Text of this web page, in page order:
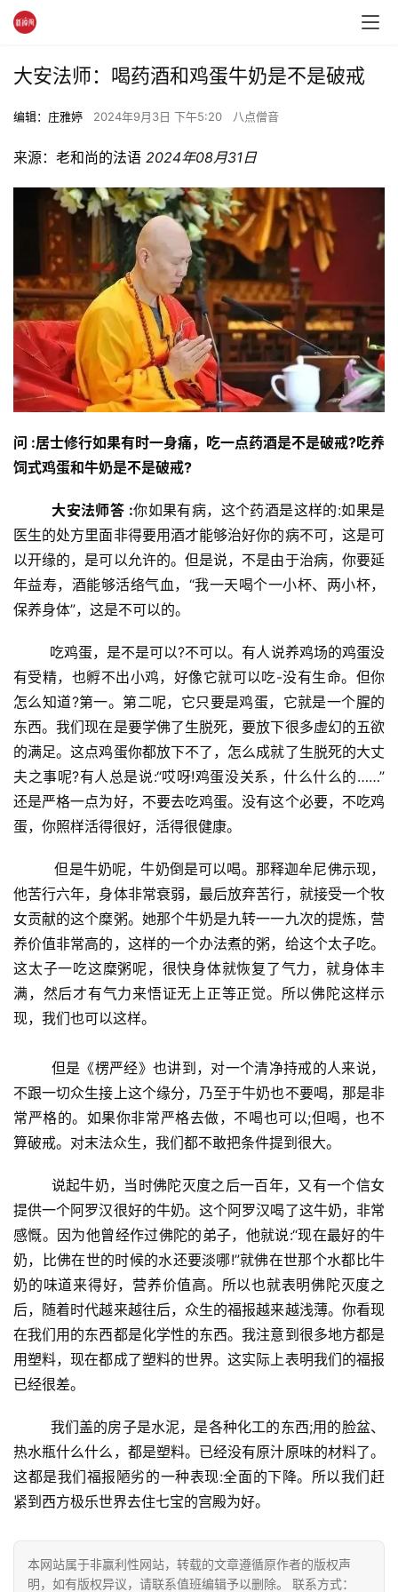
资
讯
八
点
僧
音
访
谈
心
提
大安法师：喝药酒和鸡蛋牛奶是不是破戒
编辑：庄雅婷 2024年9月3日 下午5:20 八点僧音
来源： 老和尚的法语 2024年08月31日
问 :居士修行如果有时一身痛，吃一点药酒是不是破戒?吃养
饲式鸡蛋和牛奶是不是破戒?
大安法师答 :你如果有病，这个药酒是这样的:如果是
医生的处方里面非得要用酒才能够治好你的病不可，这是可
以开缘的，是可以允许的。但是说，不是由于治病，你要延
年益寿，酒能够活络气血，“我一天喝个一小杯、两小杯，
保养身体”，这是不可以的。
吃鸡蛋，是不是可以?不可以。有人说养鸡场的鸡蛋没
有受精，也孵不出小鸡，好像它就可以吃-没有生命。但你
怎么知道?第一。第二呢，它只要是鸡蛋，它就是一个腥的
东西。我们现在是要学佛了生脱死，要放下很多虚幻的五欲
的满足。这点鸡蛋你都放下不了，怎么成就了生脱死的大丈
夫之事呢?有人总是说:“哎呀!鸡蛋没关系，什么什么的……”
还是严格一点为好，不要去吃鸡蛋。没有这个必要，不吃鸡
蛋，你照样活得很好，活得很健康。
但是牛奶呢，牛奶倒是可以喝。那释迦牟尼佛示现，
他苦行六年，身体非常衰弱，最后放弃苦行，就接受一个牧
女贡献的这个糜粥。她那个牛奶是九转一一九次的提炼，营
养价值非常高的，这样的一个办法煮的粥，给这个太子吃。
这太子一吃这糜粥呢，很快身体就恢复了气力，就身体丰
满，然后才有气力来悟证无上正等正觉。所以佛陀这样示
现，我们也可以这样。
但是《楞严经》也讲到，对一个清净持戒的人来说，
不跟一切众生接上这个缘分，乃至于牛奶也不要喝，那是非
常严格的。如果你非常严格去做，不喝也可以;但喝，也不
算破戒。对末法众生，我们都不敢把条件提到很大。
说起牛奶，当时佛陀灭度之后一百年，又有一个信女
提供一个阿罗汉很好的牛奶。这个阿罗汉喝了这牛奶，非常
感慨。因为他曾经作过佛陀的弟子，他就说:“现在最好的牛
奶，比佛在世的时候的水还要淡哪!”就佛在世那个水都比牛
奶的味道来得好，营养价值高。所以也就表明佛陀灭度之
后，随着时代越来越往后，众生的福报越来越浅薄。你看现
在我们用的东西都是化学性的东西。我注意到很多地方都是
用塑料，现在都成了塑料的世界。这实际上表明我们的福报
已经很差。
我们盖的房子是水泥，是各种化工的东西;用的脸盆、
热水瓶什么什么，都是塑料。已经没有原汁原味的材料了。
这都是我们福报陋劣的一种表现:全面的下降。所以我们赶
紧到西方极乐世界去住七宝的宫殿为好。
本网站属于非赢利性网站，转载的文章遵循原作者的版权声
明，如有版权异议，请联系值班编辑予以删除。 联系方式：